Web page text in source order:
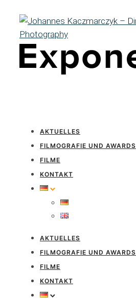
AKTUELLES
FILMOGRAFIE UND AWARDS
FILME
KONTAKT
AKTUELLES
FILMOGRAFIE UND AWARDS
FILME
KONTAKT